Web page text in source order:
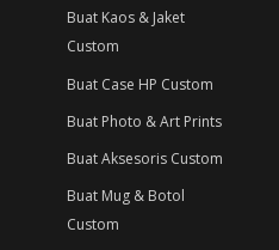
Buat Kaos & Jaket
Custom
Buat Case HP Custom
Buat Photo & Art Prints
Buat Aksesoris Custom
Buat Mug & Botol
Custom